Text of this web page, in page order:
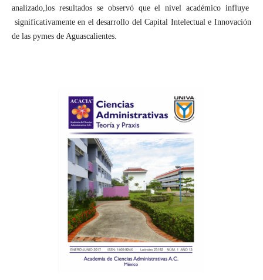
analizado,los resultados se observó que el nivel académico influye
significativamente en el desarrollo del Capital Intelectual e Innovación
de las pymes de Aguascalientes.